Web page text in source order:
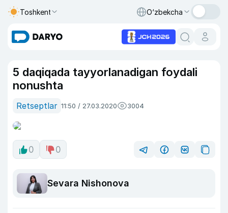
Toshkent O‘zbekcha
5 daqiqada tayyorlanadigan foydali
nonushta
Retseptlar 11:50 / 27.03.2020 3004
0 0
Sevara Nishonova